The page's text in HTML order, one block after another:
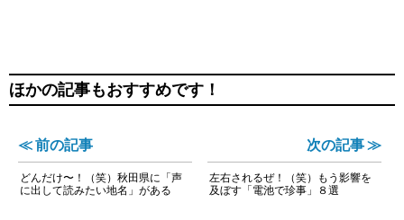
ほかの記事もおすすめです！
≪ 前の記事
どんだけ〜！（笑）秋田県に「声
に出して読みたい地名」がある
次の記事 ≫
左右されるぜ！（笑）もう影響を
及ぼす「電池で珍事」８選